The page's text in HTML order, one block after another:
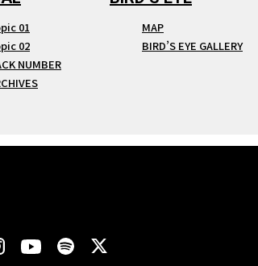
01
02
NUMBER
MAP
BIRD’S EYE GALLERY